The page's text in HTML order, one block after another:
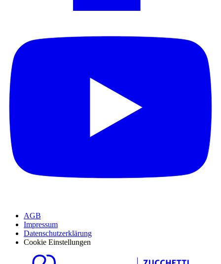
AGB
Impressum
Datenschutzerklärung
Cookie Einstellungen